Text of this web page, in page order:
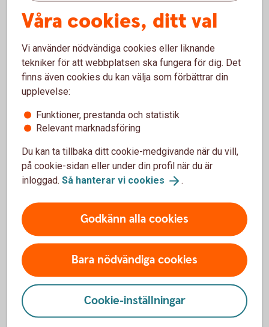
Reader. Här finns länken om du saknar programmet.
Ladda ner Acrobat Reader
Finansiell information
Årsredovisningar
Kreditbetyg
Delårsrapporter
Likviditet
Upplåningsprogram
Våra cookies, ditt val
Vi använder nödvändiga cookies eller liknande
tekniker för att webbplatsen ska fungera för dig. Det
finns även cookies du kan välja som förbättrar din
upplevelse:
Funktioner, prestanda och statistik
Relevant marknadsföring
Du kan ta tillbaka ditt cookie-medgivande när du vill,
på cookie-sidan eller under din profil när du är
inloggad. Så hanterar vi cookies .
Godkänn alla cookies
Bara nödvändiga cookies
Cookie-inställningar